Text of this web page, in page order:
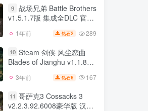
9 战场兄弟 Battle Brothers
v1.5.1.7版 集成全DLC 官方
1年前 钻石2 289
10 Steam 剑侠 风尘恋曲
Blades of Jianghu v1.1.8版
3年前 钻石6 167
11 哥萨克3 Cossacks 3
v2.2.3.92.6008豪华版 汉化
2年前 钻石 2 101
9
战场兄弟 Battle Brothers
英文
1年前 钻石2 289
10 Steam 剑侠 风尘恋曲
官方中文
3年前 钻石6